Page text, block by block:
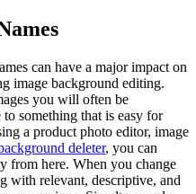
can have a major impact on
image background editing.
you will often be
something that is easy for
a product photo editor, image
deleter, you can
from here. When you change
with relevant, descriptive, and